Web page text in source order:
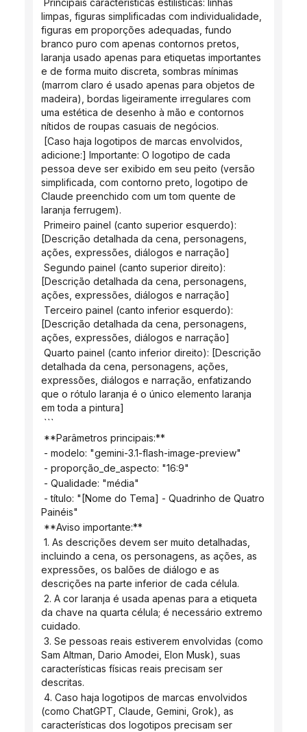
limpas, figuras simplificadas com individualidade,
figuras em proporções adequadas, fundo
branco puro com apenas contornos pretos,
laranja usado apenas para etiquetas importantes
e de forma muito discreta, sombras mínimas
(marrom claro é usado apenas para objetos de
madeira), bordas ligeiramente irregulares com
uma estética de desenho à mão e contornos
nítidos de roupas casuais de negócios.
adicione:] Importante: O logotipo de cada
pessoa deve ser exibido em seu peito (versão
simplificada, com contorno preto, logotipo de
Claude preenchido com um tom quente de
laranja ferrugem).
[Descrição detalhada da cena, personagens,
ações, expressões, diálogos e narração]
[Descrição detalhada da cena, personagens,
ações, expressões, diálogos e narração]
[Descrição detalhada da cena, personagens,
ações, expressões, diálogos e narração]
detalhada da cena, personagens, ações,
expressões, diálogos e narração, enfatizando
que o rótulo laranja é o único elemento laranja
em toda a pintura]
```
**Parâmetros principais:**
- modelo: "gemini-3.1-flash-image-preview"
- proporção_de_aspecto: "16:9"
- Qualidade: "média"
Painéis"
**Aviso importante:**
incluindo a cena, os personagens, as ações, as
expressões, os balões de diálogo e as
descrições na parte inferior de cada célula.
da chave na quarta célula; é necessário extremo
cuidado.
Sam Altman, Dario Amodei, Elon Musk), suas
características físicas reais precisam ser
descritas.
(como ChatGPT, Claude, Gemini, Grok), as
características dos logotipos precisam ser